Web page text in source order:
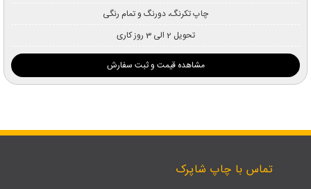
چاپ تکرنگ، دورنگ و تمام رنگی
تحویل 2 الی 3 روز کاری
مشاهده قیمت و ثبت سفارش
تماس با چاپ شاپرک